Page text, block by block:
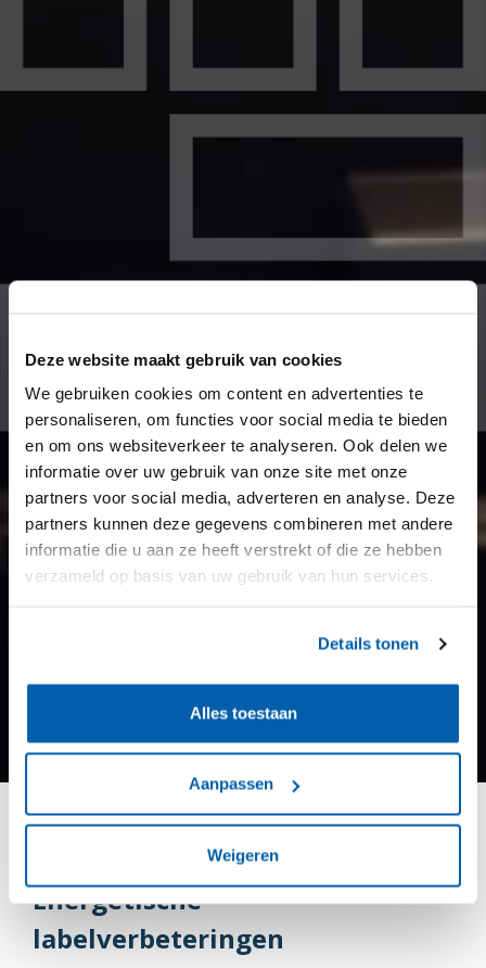
Deze website maakt gebruik van cookies
We gebruiken cookies om content en advertenties te
personaliseren, om functies voor social media te bieden
en om ons websiteverkeer te analyseren. Ook delen we
informatie over uw gebruik van onze site met onze
partners voor social media, adverteren en analyse. Deze
partners kunnen deze gegevens combineren met andere
informatie die u aan ze heeft verstrekt of die ze hebben
verzameld op basis van uw gebruik van hun services.
Details tonen
Alles toestaan
Aanpassen
Weigeren
Energetische
labelverbeteringen